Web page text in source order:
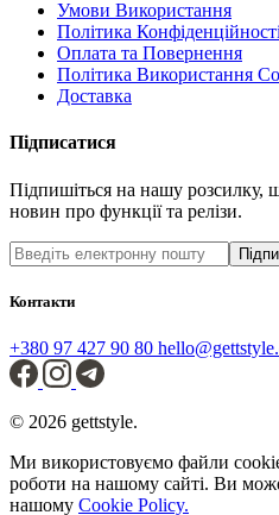
Умови Використання
Політика Конфіденційності
Оплата та Повернення
Політика Використання
Доставка
Підписатися
Підпишіться на нашу розсилку,
новин про функції та релізи.
Контакти
+380 97 427 90 80
© 2026 gettstyle.
Ми використовуємо файли
роботи на нашому сайті. Ви
нашому Cookie Policy.